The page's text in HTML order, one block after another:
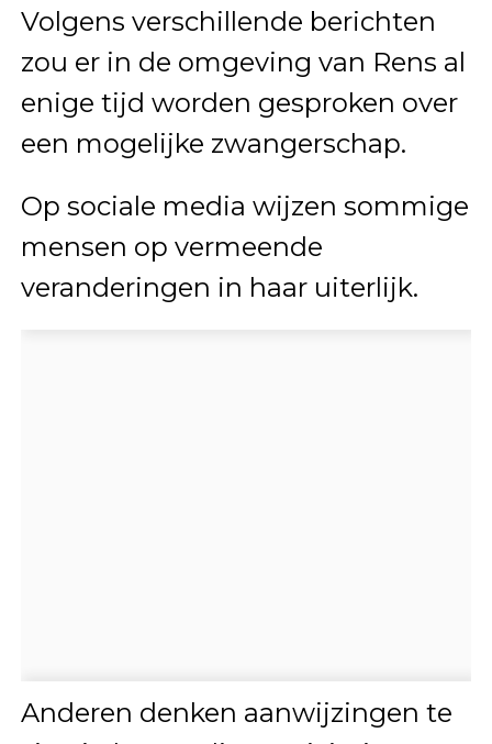
Volgens verschillende berichten
zou er in de omgeving van Rens al
enige tijd worden gesproken over
een mogelijke zwangerschap.
Op sociale media wijzen sommige
mensen op vermeende
veranderingen in haar uiterlijk.
Anderen denken aanwijzingen te